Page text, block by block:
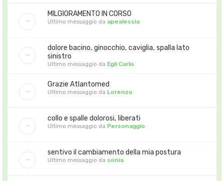
MILGIORAMENTO IN CORSO
Ultimo messaggio da apealessia
dolore bacino, ginocchio, caviglia, spalla lato
sinistro
Ultimo messaggio da Egli Carlo
Grazie Atlantomed
Ultimo messaggio da Lorenzo
collo e spalle dolorosi, liberati
Ultimo messaggio da Personaggio
sentivo il cambiamento della mia postura
Ultimo messaggio da sonia